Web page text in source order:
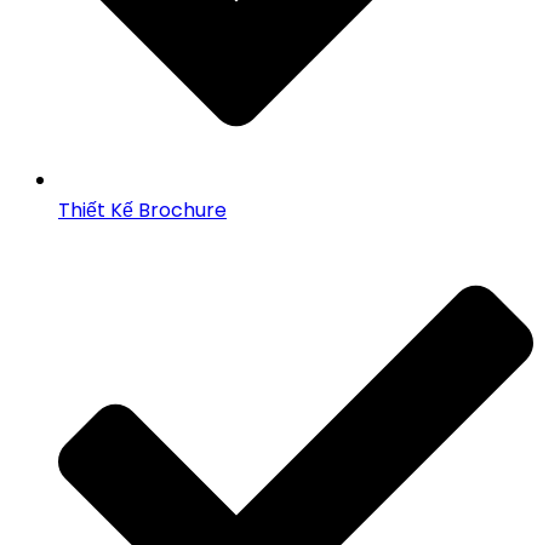
Thiết Kế Brochure